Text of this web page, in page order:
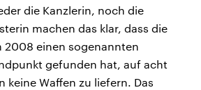
die Kanzlerin, noch die
machen das klar, dass die
2008 einen sogenannten
gefunden hat, auf acht
keine Waffen zu liefern. Das